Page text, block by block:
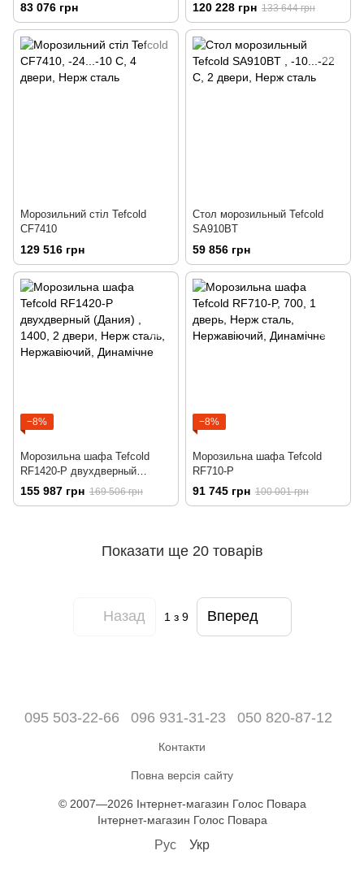
83 076 грн 120 228 грн 133 644 грн
Морозильний стіл Tefcold
CF7410
129 516 грн
Стол морозильный Tefcold
SA910BT
59 856 грн
−8%
Морозильна шафа Tefcold
RF1420-P двухдверный
(Дания)
155 987 грн 169 506 грн
−8%
Морозильна шафа Tefcold
RF710-P
91 745 грн 100 001 грн
Показати ще 20 товарів
Назад 1 з 9 Вперед
095 503-22-66 096 931-31-23 050 820-87-12
Контакти
Повна версія сайту
© 2007—2026 Інтернет-магазин Голос Повара
Інтернет-магазин Голос Повара
Рус Укр